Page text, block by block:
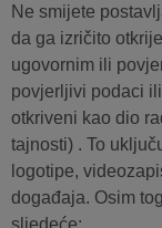
Ne smijete
da ga izričito
ugovornim ili
povjerljivi podaci
otkriveni kao dio
tajnosti) . To
logotipe,
događaja. Osim
sljedeće: